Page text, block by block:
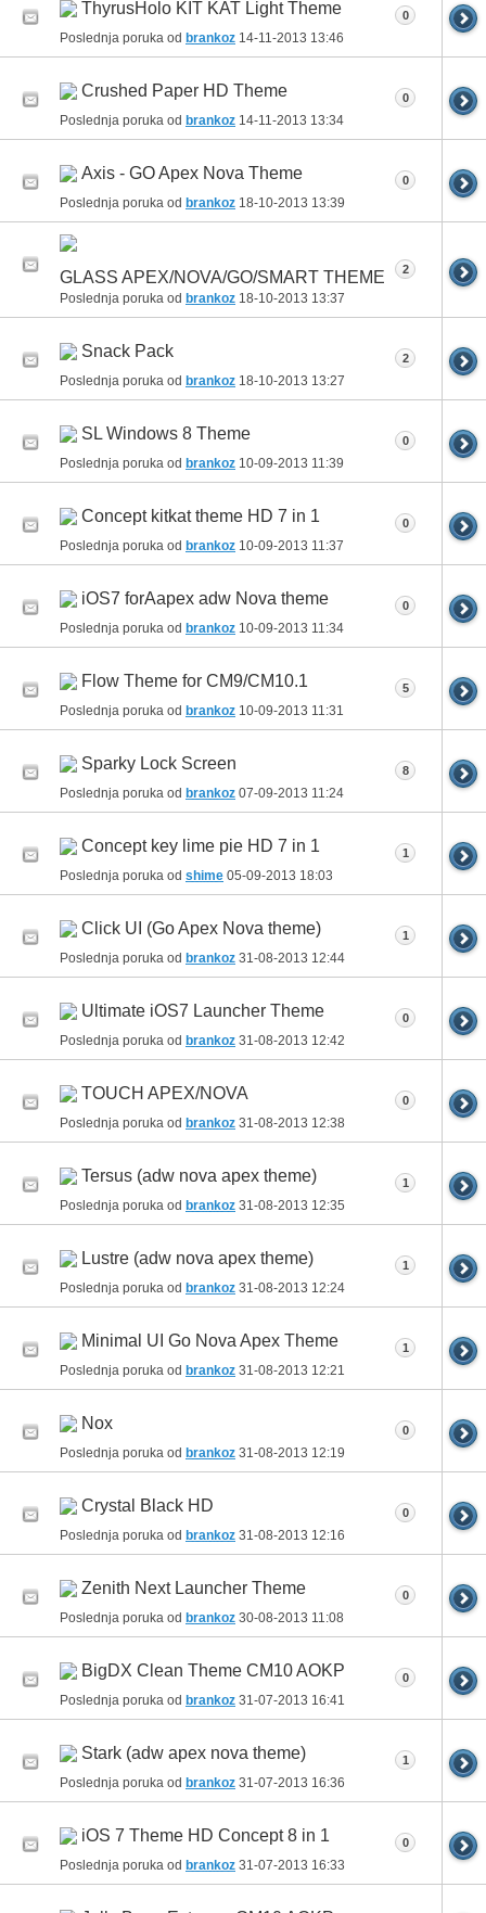
ThyrusHolo KIT KAT Light Theme
Poslednja poruka od brankoz 14-11-2013 13:46
0
Crushed Paper HD Theme
Poslednja poruka od brankoz 14-11-2013 13:34
0
Axis - GO Apex Nova Theme
Poslednja poruka od brankoz 18-10-2013 13:39
0
GLASS APEX/NOVA/GO/SMART THEME
Poslednja poruka od brankoz 18-10-2013 13:37
2
Snack Pack
Poslednja poruka od brankoz 18-10-2013 13:27
2
SL Windows 8 Theme
Poslednja poruka od brankoz 10-09-2013 11:39
0
Concept kitkat theme HD 7 in 1
Poslednja poruka od brankoz 10-09-2013 11:37
0
iOS7 forAapex adw Nova theme
Poslednja poruka od brankoz 10-09-2013 11:34
0
Flow Theme for CM9/CM10.1
Poslednja poruka od brankoz 10-09-2013 11:31
5
Sparky Lock Screen
Poslednja poruka od brankoz 07-09-2013 11:24
8
Concept key lime pie HD 7 in 1
Poslednja poruka od shime 05-09-2013 18:03
1
Click UI (Go Apex Nova theme)
Poslednja poruka od brankoz 31-08-2013 12:44
1
Ultimate iOS7 Launcher Theme
Poslednja poruka od brankoz 31-08-2013 12:42
0
TOUCH APEX/NOVA
Poslednja poruka od brankoz 31-08-2013 12:38
0
Tersus (adw nova apex theme)
Poslednja poruka od brankoz 31-08-2013 12:35
1
Lustre (adw nova apex theme)
Poslednja poruka od brankoz 31-08-2013 12:24
1
Minimal UI Go Nova Apex Theme
Poslednja poruka od brankoz 31-08-2013 12:21
1
Nox
Poslednja poruka od brankoz 31-08-2013 12:19
0
Crystal Black HD
Poslednja poruka od brankoz 31-08-2013 12:16
0
Zenith Next Launcher Theme
Poslednja poruka od brankoz 30-08-2013 11:08
0
BigDX Clean Theme CM10 AOKP
Poslednja poruka od brankoz 31-07-2013 16:41
0
Stark (adw apex nova theme)
Poslednja poruka od brankoz 31-07-2013 16:36
1
iOS 7 Theme HD Concept 8 in 1
Poslednja poruka od brankoz 31-07-2013 16:33
0